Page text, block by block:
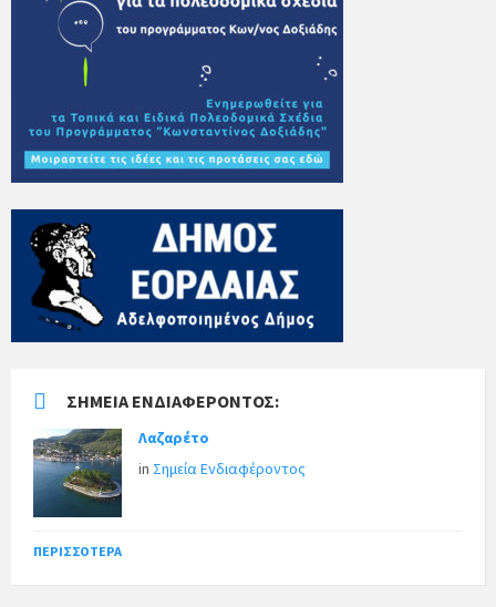
ΣΗΜΕΊΑ ΕΝΔΙΑΦΈΡΟΝΤΟΣ:
Λαζαρέτο
in Σημεία Ενδιαφέροντος
ΠΕΡΙΣΣΌΤΕΡΑ